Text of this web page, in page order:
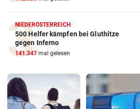
NIEDERÖSTERREICH
500 Helfer kämpfen bei Gluthitze
gegen Inferno
141.347 mal gelesen